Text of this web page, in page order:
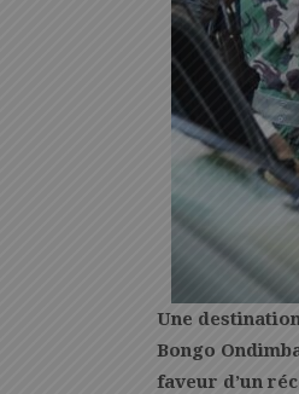
Une
Bongo
faveur d’un